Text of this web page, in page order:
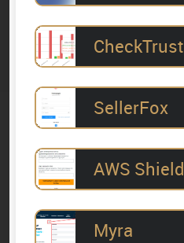
CheckTrust
SellerFox
AWS Shield
Myra